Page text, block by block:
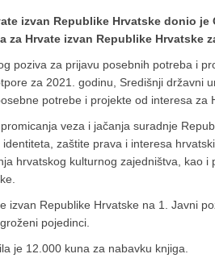
izvan Republike Hrvatske donio
za Hrvate izvan Republike Hrvatske
poziva za prijavu posebnih potreba i
za 2021. godinu, Središnji državni
potrebe i projekte od interesa za
veza i jačanja suradnje
zaštite prava i interesa
hrvatskog kulturnog zajedništva, kao
izvan Republike Hrvatske na 1. Javni
pojedinci.
je 12.000 kuna za nabavku knjiga.